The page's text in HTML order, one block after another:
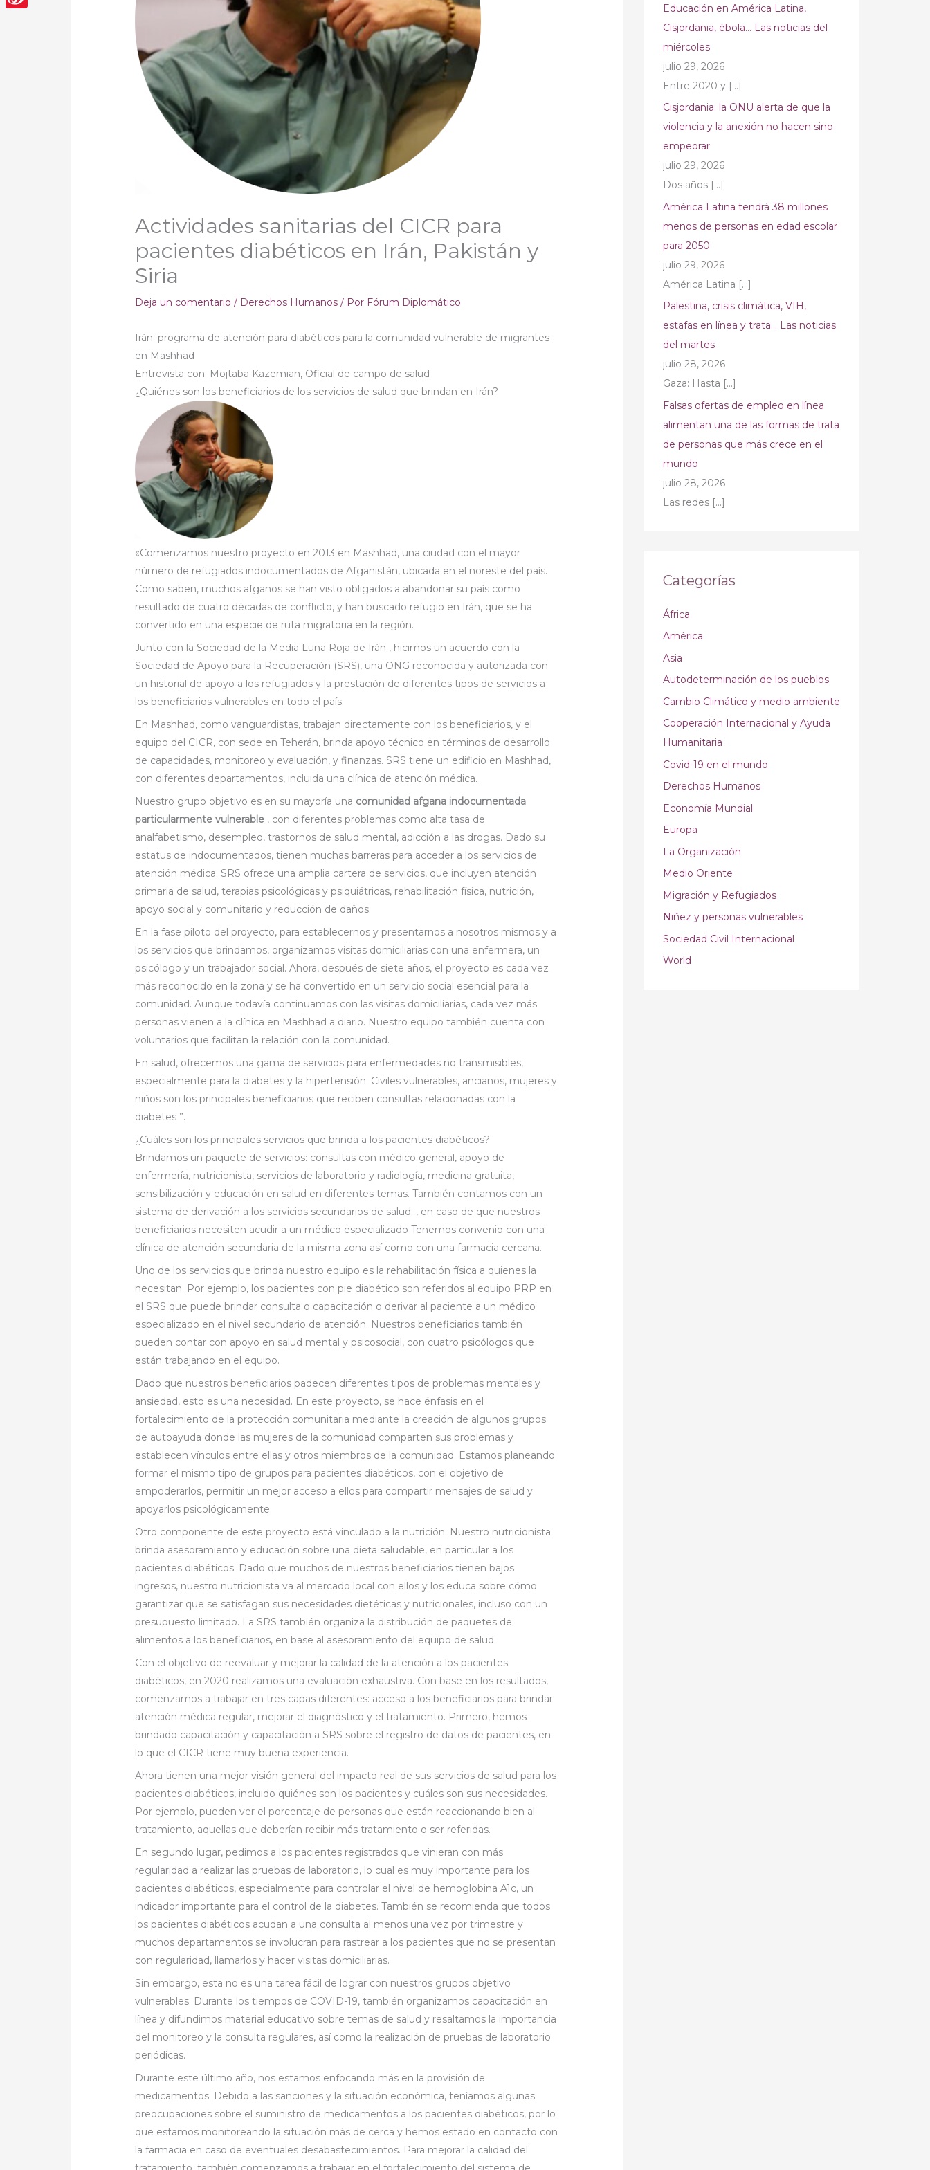
Actividades sanitarias del CICR para
pacientes diabéticos en Irán, Pakistán y
Siria
Deja un comentario / Derechos Humanos / Por Fórum Diplomático
Irán: programa de atención para diabéticos para la comunidad vulnerable de migrantes
en Mashhad
Entrevista con: Mojtaba Kazemian, Oficial de campo de salud
¿Quiénes son los beneficiarios de los servicios de salud que brindan en Irán?
«Comenzamos nuestro proyecto en 2013 en Mashhad, una ciudad con el mayor
número de refugiados indocumentados de Afganistán, ubicada en el noreste del país.
Como saben, muchos afganos se han visto obligados a abandonar su país como
resultado de cuatro décadas de conflicto, y han buscado refugio en Irán, que se ha
convertido en una especie de ruta migratoria en la región.
Junto con la Sociedad de la Media Luna Roja de Irán , hicimos un acuerdo con la
Sociedad de Apoyo para la Recuperación (SRS), una ONG reconocida y autorizada con
un historial de apoyo a los refugiados y la prestación de diferentes tipos de servicios a
los beneficiarios vulnerables en todo el país.
En Mashhad, como vanguardistas, trabajan directamente con los beneficiarios, y el
equipo del CICR, con sede en Teherán, brinda apoyo técnico en términos de desarrollo
de capacidades, monitoreo y evaluación, y finanzas. SRS tiene un edificio en Mashhad,
con diferentes departamentos, incluida una clínica de atención médica.
Nuestro grupo objetivo es en su mayoría una comunidad afgana indocumentada
particularmente vulnerable , con diferentes problemas como alta tasa de
analfabetismo, desempleo, trastornos de salud mental, adicción a las drogas. Dado su
estatus de indocumentados, tienen muchas barreras para acceder a los servicios de
atención médica. SRS ofrece una amplia cartera de servicios, que incluyen atención
primaria de salud, terapias psicológicas y psiquiátricas, rehabilitación física, nutrición,
apoyo social y comunitario y reducción de daños.
En la fase piloto del proyecto, para establecernos y presentarnos a nosotros mismos y a
los servicios que brindamos, organizamos visitas domiciliarias con una enfermera, un
psicólogo y un trabajador social. Ahora, después de siete años, el proyecto es cada vez
más reconocido en la zona y se ha convertido en un servicio social esencial para la
comunidad. Aunque todavía continuamos con las visitas domiciliarias, cada vez más
personas vienen a la clínica en Mashhad a diario. Nuestro equipo también cuenta con
voluntarios que facilitan la relación con la comunidad.
En salud, ofrecemos una gama de servicios para enfermedades no transmisibles,
especialmente para la diabetes y la hipertensión. Civiles vulnerables, ancianos, mujeres y
niños son los principales beneficiarios que reciben consultas relacionadas con la
diabetes ”.
¿Cuáles son los principales servicios que brinda a los pacientes diabéticos?
Brindamos un paquete de servicios: consultas con médico general, apoyo de
enfermería, nutricionista, servicios de laboratorio y radiología, medicina gratuita,
sensibilización y educación en salud en diferentes temas. También contamos con un
sistema de derivación a los servicios secundarios de salud. , en caso de que nuestros
beneficiarios necesiten acudir a un médico especializado Tenemos convenio con una
clínica de atención secundaria de la misma zona así como con una farmacia cercana.
Uno de los servicios que brinda nuestro equipo es la rehabilitación física a quienes la
necesitan. Por ejemplo, los pacientes con pie diabético son referidos al equipo PRP en
el SRS que puede brindar consulta o capacitación o derivar al paciente a un médico
especializado en el nivel secundario de atención. Nuestros beneficiarios también
pueden contar con apoyo en salud mental y psicosocial, con cuatro psicólogos que
están trabajando en el equipo.
Dado que nuestros beneficiarios padecen diferentes tipos de problemas mentales y
ansiedad, esto es una necesidad. En este proyecto, se hace énfasis en el
fortalecimiento de la protección comunitaria mediante la creación de algunos grupos
de autoayuda donde las mujeres de la comunidad comparten sus problemas y
establecen vínculos entre ellas y otros miembros de la comunidad. Estamos planeando
formar el mismo tipo de grupos para pacientes diabéticos, con el objetivo de
empoderarlos, permitir un mejor acceso a ellos para compartir mensajes de salud y
apoyarlos psicológicamente.
Otro componente de este proyecto está vinculado a la nutrición. Nuestro nutricionista
brinda asesoramiento y educación sobre una dieta saludable, en particular a los
pacientes diabéticos. Dado que muchos de nuestros beneficiarios tienen bajos
ingresos, nuestro nutricionista va al mercado local con ellos y los educa sobre cómo
garantizar que se satisfagan sus necesidades dietéticas y nutricionales, incluso con un
presupuesto limitado. La SRS también organiza la distribución de paquetes de
alimentos a los beneficiarios, en base al asesoramiento del equipo de salud.
Con el objetivo de reevaluar y mejorar la calidad de la atención a los pacientes
diabéticos, en 2020 realizamos una evaluación exhaustiva. Con base en los resultados,
comenzamos a trabajar en tres capas diferentes: acceso a los beneficiarios para brindar
atención médica regular, mejorar el diagnóstico y el tratamiento. Primero, hemos
brindado capacitación y capacitación a SRS sobre el registro de datos de pacientes, en
lo que el CICR tiene muy buena experiencia.
Ahora tienen una mejor visión general del impacto real de sus servicios de salud para los
pacientes diabéticos, incluido quiénes son los pacientes y cuáles son sus necesidades.
Por ejemplo, pueden ver el porcentaje de personas que están reaccionando bien al
tratamiento, aquellas que deberían recibir más tratamiento o ser referidas.
En segundo lugar, pedimos a los pacientes registrados que vinieran con más
regularidad a realizar las pruebas de laboratorio, lo cual es muy importante para los
pacientes diabéticos, especialmente para controlar el nivel de hemoglobina A1c, un
indicador importante para el control de la diabetes. También se recomienda que todos
los pacientes diabéticos acudan a una consulta al menos una vez por trimestre y
muchos departamentos se involucran para rastrear a los pacientes que no se presentan
con regularidad, llamarlos y hacer visitas domiciliarias.
Sin embargo, esta no es una tarea fácil de lograr con nuestros grupos objetivo
vulnerables. Durante los tiempos de COVID-19, también organizamos capacitación en
línea y difundimos material educativo sobre temas de salud y resaltamos la importancia
del monitoreo y la consulta regulares, así como la realización de pruebas de laboratorio
periódicas.
Durante este último año, nos estamos enfocando más en la provisión de
medicamentos. Debido a las sanciones y la situación económica, teníamos algunas
preocupaciones sobre el suministro de medicamentos a los pacientes diabéticos, por lo
que estamos monitoreando la situación más de cerca y hemos estado en contacto con
la farmacia en caso de eventuales desabastecimientos. Para mejorar la calidad del
Educación en América Latina,
Cisjordania, ébola… Las noticias del
miércoles
julio 29, 2026
Entre 2020 y […]
Cisjordania: la ONU alerta de que la
violencia y la anexión no hacen sino
empeorar
julio 29, 2026
Dos años […]
América Latina tendrá 38 millones
menos de personas en edad escolar
para 2050
julio 29, 2026
América Latina […]
Palestina, crisis climática, VIH,
estafas en línea y trata… Las noticias
del martes
julio 28, 2026
Gaza: Hasta […]
Falsas ofertas de empleo en línea
alimentan una de las formas de trata
de personas que más crece en el
mundo
julio 28, 2026
Las redes […]
Categorías
África
América
Asia
Autodeterminación de los pueblos
Cambio Climático y medio ambiente
Cooperación Internacional y Ayuda
Humanitaria
Covid-19 en el mundo
Derechos Humanos
Economía Mundial
Europa
La Organización
Medio Oriente
Migración y Refugiados
Niñez y personas vulnerables
Sociedad Civil Internacional
World